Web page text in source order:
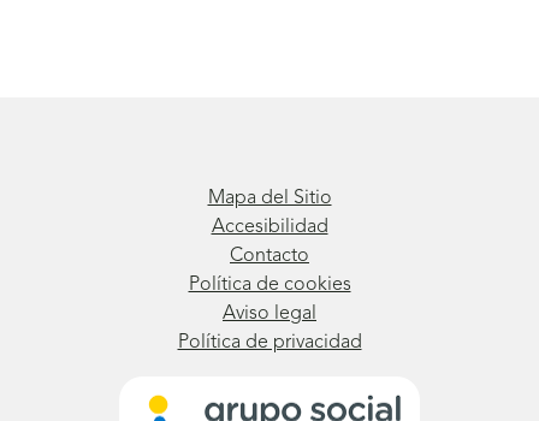
Mapa del Sitio
Accesibilidad
Contacto
Política de cookies
Aviso legal
Política de privacidad